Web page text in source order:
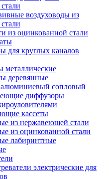
воздуховоды из
из оцинкованной стали
для круглых каналов
металлические
деревянные
сопловый
диффузоры
кассеты
из нержавеющей стали
из оцинкованной стали
лабиринтные
электрические для